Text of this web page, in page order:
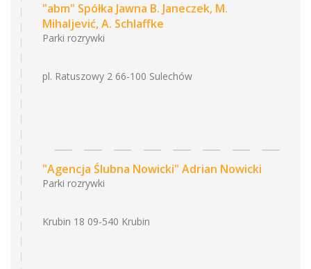
"abm" Spółka Jawna B. Janeczek, M.
Mihaljević, A. Schlaffke
Parki rozrywki
pl. Ratuszowy 2 66-100 Sulechów
"Agencja Ślubna Nowicki" Adrian Nowicki
Parki rozrywki
Krubin 18 09-540 Krubin